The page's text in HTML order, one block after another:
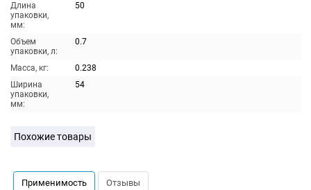
Длина
упаковки,
мм:
50
Объем
упаковки, л:
0.7
Масса, кг:
0.238
Ширина
упаковки,
мм:
54
Похожие товары
Применимость Отзывы